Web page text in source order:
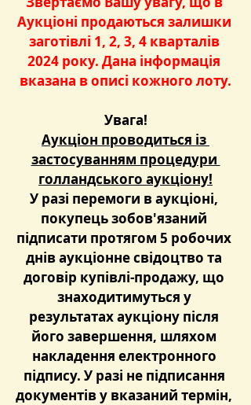
Аукціоні продаються залишки
заготівлі 1, 2, 3, 4 кварталів
2024 року. Дана інформація
вказана в описі кожного лоту.
Увага!
Аукціон проводиться із
застосуванням процедури
голландського аукціону!
У разі перемоги в аукціоні,
покупець зобов'язаний
підписати протягом 5 робочих
днів аукціонне свідоцтво та
договір купівлі-продажу, що
знаходитимуться у
результатах аукціону після
його завершення, шляхом
накладення електронного
підпису. У разі не підписання
документів у вказаний термін,